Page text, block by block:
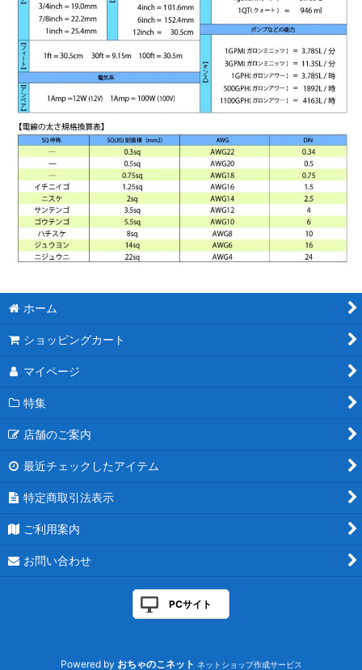
ホーム
ショッピングカート
マイページ
特集
店舗のご案内
最近チェックしたアイテム
特定商取引法表示
ご利用案内
お問い合わせ
PCサイト
Powered by おちゃのこネット ネットショップ作成サービス